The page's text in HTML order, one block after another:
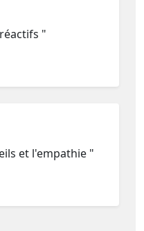
"
et l'empathie "